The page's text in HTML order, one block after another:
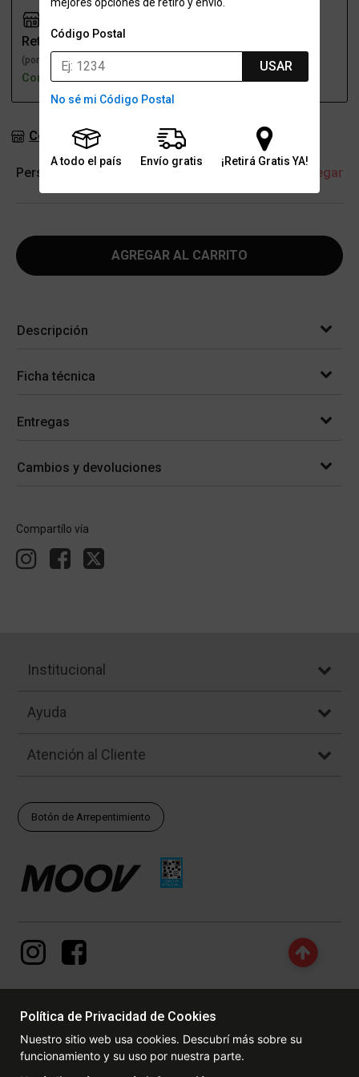
Código Postal
USAR
No sé mi Código Postal
A todo el país Envío gratis ¡Retirá Gratis YA!
Retiro
(por una sucursal)
Con stock Con stock
Consultar stock en sucursales
Personalización + Agregar
AGREGAR AL CARRITO
Descripción
Ficha técnica
Entregas
Cambios y devoluciones
Compartílo vía
Institucional
Ayuda
Atención al Cliente
Botón de Arrepentimiento
DERECHOS RESERVADOS. Las fotos contenidas en este site, el
logotipo y las marcas son propiedad de www.dexter.com.ar y/o de
Política de Privacidad de Cookies
Nuestro sitio web usa cookies. Descubrí más sobre su
funcionamiento y su uso por nuestra parte.